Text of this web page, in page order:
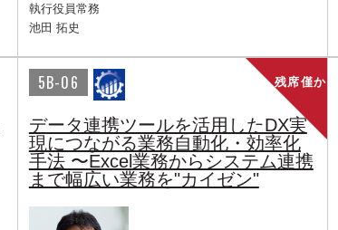
執行役員常務
池田 拓史
残席僅か
5B-06
データ連携ツールを活用したDX実
現につながる業務自動化・効率化
手法 〜Excel業務からシステム連携
まで幅広い業務を"カイゼン"